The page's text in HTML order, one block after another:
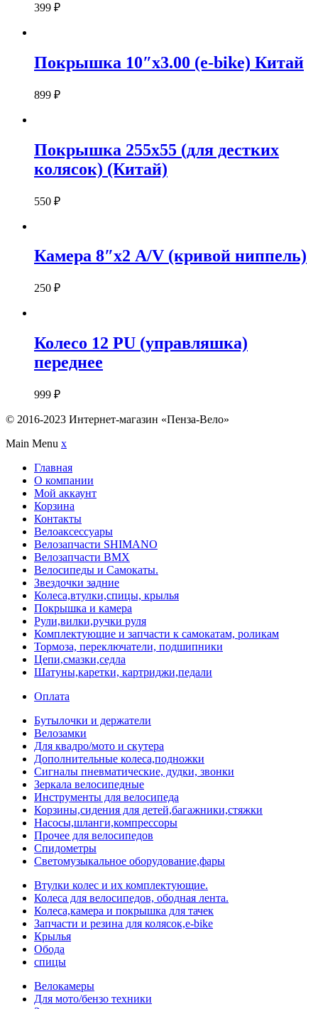
399 ₽
Покрышка 10″х3.00 (e-bike) Китай
899 ₽
Покрышка 255х55 (для дестких
колясок) (Китай)
550 ₽
Камера 8″х2 А/V (кривой ниппель)
250 ₽
Колесо 12 PU (управляшка)
переднее
999 ₽
© 2016-2023 Интернет-магазин «Пенза-Вело»
Main Menu x
Главная
О компании
Мой аккаунт
Корзина
Контакты
Велоаксессуары
Велозапчасти SHIMANO
Велозапчасти BMX
Велосипеды и Самокаты.
Звездочки задние
Колеса,втулки,спицы, крылья
Покрышка и камера
Рули,вилки,ручки руля
Комплектующие и запчасти к самокатам, роликам
Тормоза, переключатели, подшипники
Цепи,смазки,седла
Шатуны,каретки, картриджи,педали
Оплата
Бутылочки и держатели
Велозамки
Для квадро/мото и скутера
Дополнительные колеса,подножки
Сигналы пневматические, дудки, звонки
Зеркала велосипедные
Инструменты для велосипеда
Корзины,сидения для детей,багажники,стяжки
Насосы,шланги,компрессоры
Прочее для велосипедов
Спидометры
Светомузыкальное оборудование,фары
Втулки колес и их комплектующие.
Колеса для велосипедов, ободная лента.
Колеса,камера и покрышка для тачек
Запчасти и резина для колясок,e-bike
Крылья
Обода
спицы
Велокамеры
Для мото/бензо техники